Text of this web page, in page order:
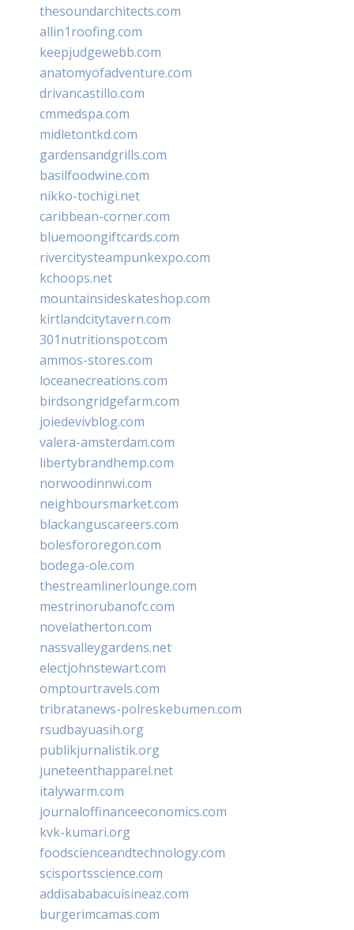
thesoundarchitects.com
allin1roofing.com
keepjudgewebb.com
anatomyofadventure.com
drivancastillo.com
cmmedspa.com
midletontkd.com
gardensandgrills.com
basilfoodwine.com
nikko-tochigi.net
caribbean-corner.com
bluemoongiftcards.com
rivercitysteampunkexpo.com
kchoops.net
mountainsideskateshop.com
kirtlandcitytavern.com
301nutritionspot.com
ammos-stores.com
loceanecreations.com
birdsongridgefarm.com
joiedevivblog.com
valera-amsterdam.com
libertybrandhemp.com
norwoodinnwi.com
neighboursmarket.com
blackanguscareers.com
bolesfororegon.com
bodega-ole.com
thestreamlinerlounge.com
mestrinorubanofc.com
novelatherton.com
nassvalleygardens.net
electjohnstewart.com
omptourtravels.com
tribratanews-polreskebumen.com
rsudbayuasih.org
publikjurnalistik.org
juneteenthapparel.net
italywarm.com
journaloffinanceeconomics.com
kvk-kumari.org
foodscienceandtechnology.com
scisportsscience.com
addisababacuisineaz.com
burgerimcamas.com